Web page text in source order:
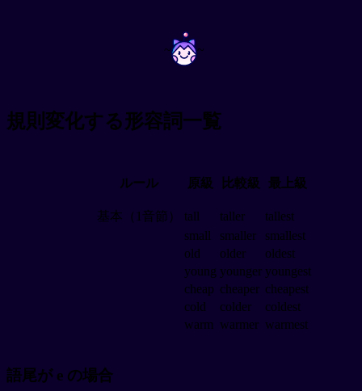
~ ~
規則変化する形容詞一覧
ルール 原級 比較級 最上級
基本（1音節） tall taller
tallest
small
smaller
smallest
old
older
oldest
young younger youngest
cheap cheaper cheapest
cold
colder
coldest
warm warmer warmest
語尾が e の場合